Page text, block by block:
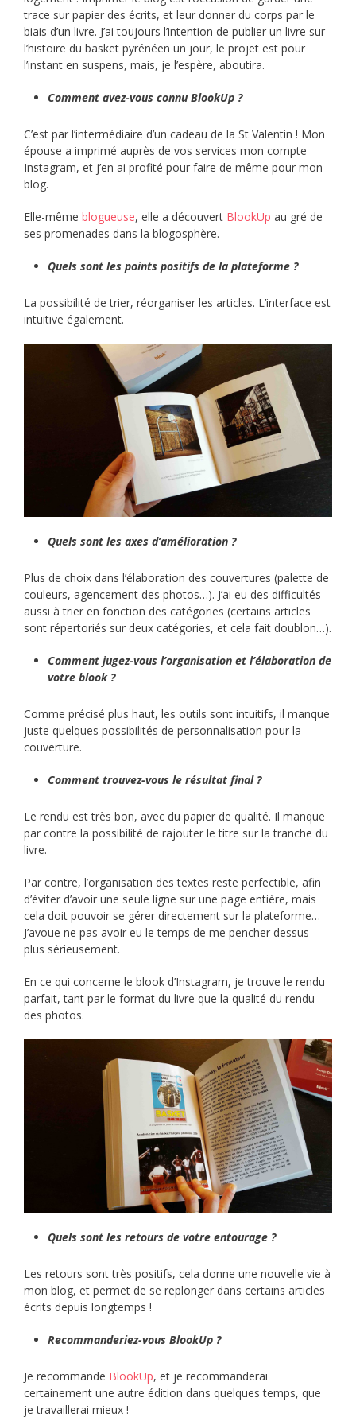
trace sur papier des écrits, et leur donner du corps par le
biais d’un livre. J’ai toujours l’intention de publier un livre sur
l’histoire du basket pyrénéen un jour, le projet est pour
l’instant en suspens, mais, je l’espère, aboutira.
Comment avez-vous connu BlookUp ?
C’est par l’intermédiaire d’un cadeau de la St Valentin ! Mon
épouse a imprimé auprès de vos services mon compte
Instagram, et j’en ai profité pour faire de même pour mon
blog.
Elle-même blogueuse, elle a découvert BlookUp au gré de
ses promenades dans la blogosphère.
Quels sont les points positifs de la plateforme ?
La possibilité de trier, réorganiser les articles. L’interface est
intuitive également.
Quels sont les axes d’amélioration ?
Plus de choix dans l’élaboration des couvertures (palette de
couleurs, agencement des photos…). J’ai eu des difficultés
aussi à trier en fonction des catégories (certains articles
sont répertoriés sur deux catégories, et cela fait doublon…).
Comment jugez-vous l’organisation et l’élaboration de
votre blook ?
Comme précisé plus haut, les outils sont intuitifs, il manque
juste quelques possibilités de personnalisation pour la
couverture.
Comment trouvez-vous le résultat final ?
Le rendu est très bon, avec du papier de qualité. Il manque
par contre la possibilité de rajouter le titre sur la tranche du
livre.
Par contre, l’organisation des textes reste perfectible, afin
d’éviter d’avoir une seule ligne sur une page entière, mais
cela doit pouvoir se gérer directement sur la plateforme…
J’avoue ne pas avoir eu le temps de me pencher dessus
plus sérieusement.
En ce qui concerne le blook d’Instagram, je trouve le rendu
parfait, tant par le format du livre que la qualité du rendu
des photos.
Quels sont les retours de votre entourage ?
Les retours sont très positifs, cela donne une nouvelle vie à
mon blog, et permet de se replonger dans certains articles
écrits depuis longtemps !
Recommanderiez-vous BlookUp ?
Je recommande BlookUp, et je recommanderai
certainement une autre édition dans quelques temps, que
je travaillerai mieux !